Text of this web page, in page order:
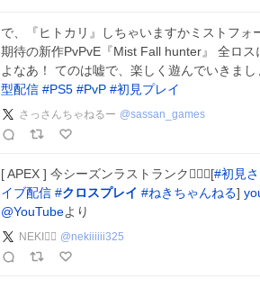
で、『ヒトカリ』しちゃいますかミストフォ
期待の新作PvPvE『Mist Fall hunter』 全ロス
よなあ！ てのは嘘で、楽しく遊んでいきまし
型配信 #PS5 #PvP #初見プレイ
さっさんちゃねるー @sassan_games
[ APEX ] 今シーズンラストランク🧚🏻‍♀️[#初見
イブ配信 #クロスプレイ #ねきちゃんねる]
@YouTubeより
NEKI🧚‍♀️ @nekiiiiii325